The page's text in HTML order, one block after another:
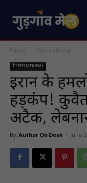
Home International
International
ईरान के
हड़कंप!
अटैक,
By Author On Desk - June